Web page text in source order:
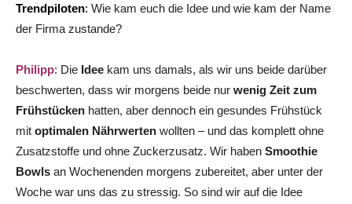
Trendpiloten: Wie kam euch die Idee und wie kam der Name
der Firma zustande?
Philipp: Die Idee kam uns damals, als wir uns beide darüber
beschwerten, dass wir morgens beide nur wenig Zeit zum
Frühstücken hatten, aber dennoch ein gesundes Frühstück
mit optimalen Nährwerten wollten – und das komplett ohne
Zusatzstoffe und ohne Zuckerzusatz. Wir haben Smoothie
Bowls an Wochenenden morgens zubereitet, aber unter der
Woche war uns das zu stressig. So sind wir auf die Idee